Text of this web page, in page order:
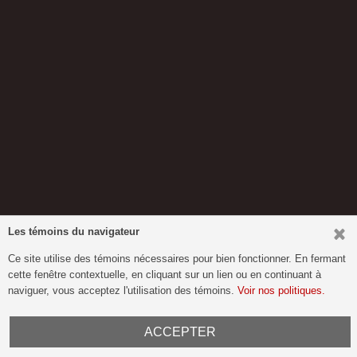
Les témoins du navigateur
Ce site utilise des témoins nécessaires pour bien fonctionner. En fermant
cette fenêtre contextuelle, en cliquant sur un lien ou en continuant à
naviguer, vous acceptez l'utilisation des témoins. Voir nos politiques.
ACCEPTER